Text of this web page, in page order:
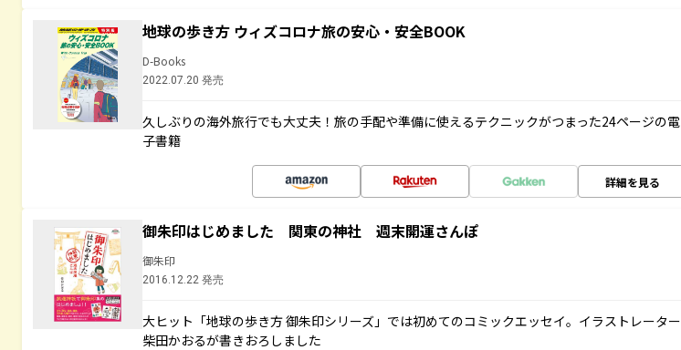
地球の歩き方 ウィズコロナ旅の安心・安全BOOK
D-Books
2022.07.20 発売
久しぶりの海外旅行でも大丈夫！旅の手配や準備に使えるテクニックがつまった24ページの電
子書籍
詳細を見る
御朱印はじめました 関東の神社 週末開運さんぽ
御朱印
2016.12.22 発売
大ヒット「地球の歩き方 御朱印シリーズ」では初めてのコミックエッセイ。イラストレーター
柴田かおるが書きおろしました